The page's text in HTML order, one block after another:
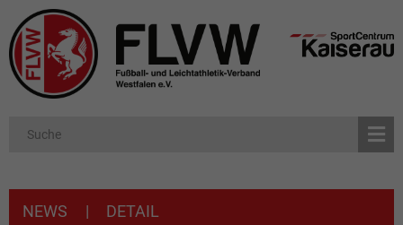
NEWS | DETAIL